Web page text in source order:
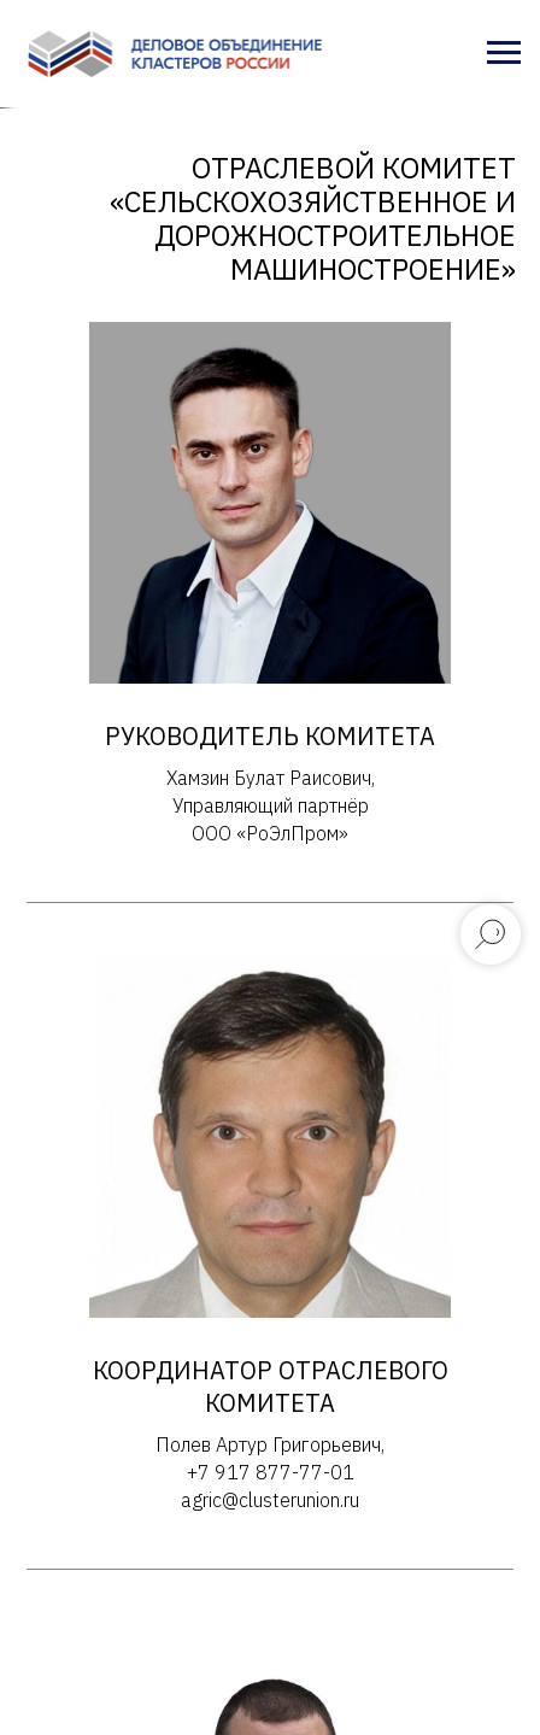
ОТРАСЛЕВОЙ КОМИТЕТ
«СЕЛЬСКОХОЗЯЙСТВЕННОЕ И
ДОРОЖНОСТРОИТЕЛЬНОЕ
МАШИНОСТРОЕНИЕ»
РУКОВОДИТЕЛЬ КОМИТЕТА
Хамзин Булат Раисович,
Управляющий партнёр
ООО «РоЭлПром»
КООРДИНАТОР ОТРАСЛЕВОГО
КОМИТЕТА
Полев Артур Григорьевич,
+7 917 877-77-01
agric@clusterunion.ru